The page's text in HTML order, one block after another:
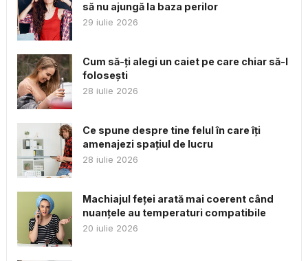
să nu ajungă la baza perilor
29 iulie 2026
Cum să-ți alegi un caiet pe care chiar să-l
folosești
28 iulie 2026
Ce spune despre tine felul în care îți
amenajezi spațiul de lucru
28 iulie 2026
Machiajul feței arată mai coerent când
nuanțele au temperaturi compatibile
20 iulie 2026